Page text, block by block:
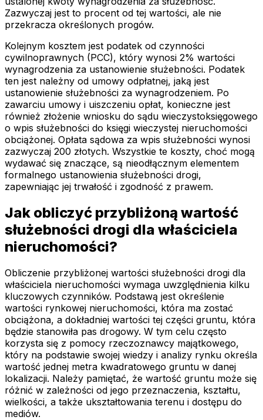
Zazwyczaj jest to procent od tej wartości, ale nie
przekracza określonych progów.
Kolejnym kosztem jest podatek od czynności
cywilnoprawnych (PCC), który wynosi 2% wartości
wynagrodzenia za ustanowienie służebności. Podatek
ten jest należny od umowy odpłatnej, jaką jest
ustanowienie służebności za wynagrodzeniem. Po
zawarciu umowy i uiszczeniu opłat, konieczne jest
również złożenie wniosku do sądu wieczystoksięgowego
o wpis służebności do księgi wieczystej nieruchomości
obciążonej. Opłata sądowa za wpis służebności wynosi
zazwyczaj 200 złotych. Wszystkie te koszty, choć mogą
wydawać się znaczące, są nieodłącznym elementem
formalnego ustanowienia służebności drogi,
zapewniając jej trwałość i zgodność z prawem.
Jak obliczyć przybliżoną wartość
służebności drogi dla właściciela
nieruchomości?
Obliczenie przybliżonej wartości służebności drogi dla
właściciela nieruchomości wymaga uwzględnienia kilku
kluczowych czynników. Podstawą jest określenie
wartości rynkowej nieruchomości, która ma zostać
obciążona, a dokładniej wartości tej części gruntu, która
będzie stanowiła pas drogowy. W tym celu często
korzysta się z pomocy rzeczoznawcy majątkowego,
który na podstawie swojej wiedzy i analizy rynku określa
wartość jednej metra kwadratowego gruntu w danej
lokalizacji. Należy pamiętać, że wartość gruntu może się
różnić w zależności od jego przeznaczenia, kształtu,
wielkości, a także ukształtowania terenu i dostępu do
mediów.